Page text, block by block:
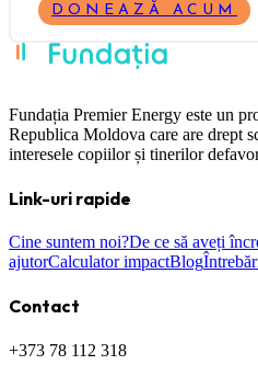
DONEAZĂ ACUM
Fundația Premier Energy este un
Republica Moldova care are drept
interesele copiilor și tinerilor
Link-uri rapide
Cine suntem noi?De ce să aveți
ajutorCalculator impactBlog
Contact
+373 78 112 318